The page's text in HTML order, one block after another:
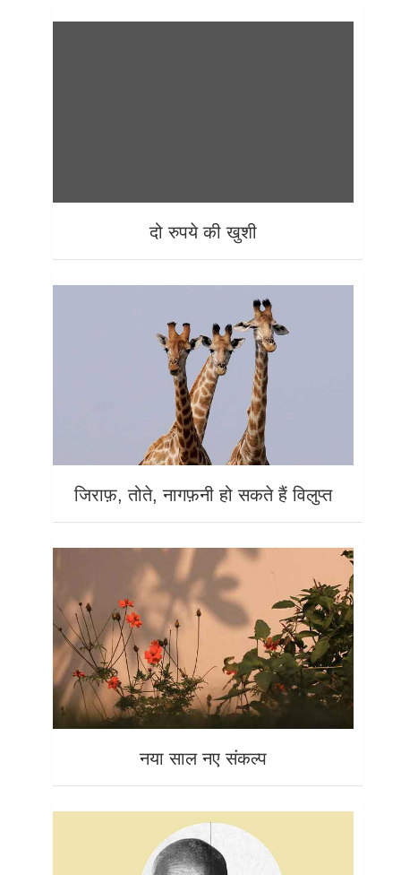
दो रुपये की खुशी
जिराफ़, तोते, नागफ़नी हो सकते हैं विलुप्त
नया साल नए संकल्प